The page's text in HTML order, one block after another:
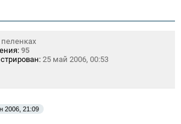
95
25 май 2006, 00:53
2006, 21:09